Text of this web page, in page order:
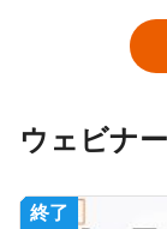
ウェビナ
終了